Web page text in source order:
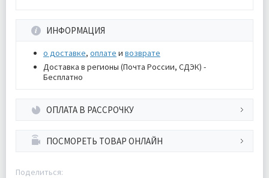
ИНФОРМАЦИЯ
о доставке, оплате и возврате
Доставка в регионы (Почта России, СДЭК) -
Бесплатно
ОПЛАТА В РАССРОЧКУ
ПОСМОРЕТЬ ТОВАР ОНЛАЙН
Поделиться: